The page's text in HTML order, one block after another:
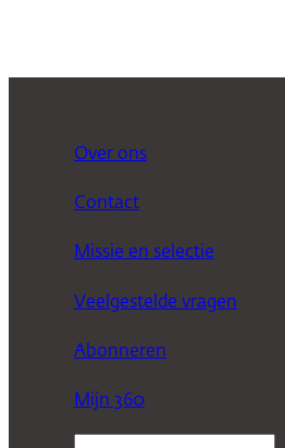
Over ons
Contact
Missie en selectie
Veelgestelde vragen
Abonneren
Mijn 360